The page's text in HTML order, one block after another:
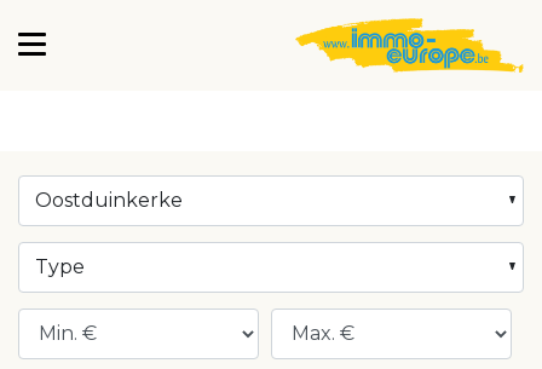
Oostduinkerke
Type